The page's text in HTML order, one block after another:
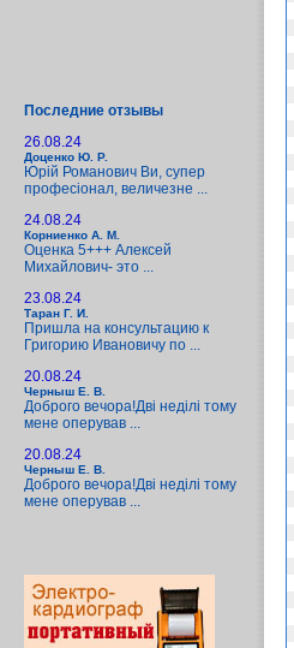
Последние отзывы
26.08.24
Доценко Ю. Р.
Юрій Романович Ви, супер
професіонал, величезне ...
24.08.24
Корниенко А. М.
Оценка 5+++ Алексей
Михайлович- это ...
23.08.24
Таран Г. И.
Пришла на консультацию к
Григорию Ивановичу по ...
20.08.24
Черныш Е. В.
Доброго вечора!Дві неділі тому
мене оперував ...
20.08.24
Черныш Е. В.
Доброго вечора!Дві неділі тому
мене оперував ...